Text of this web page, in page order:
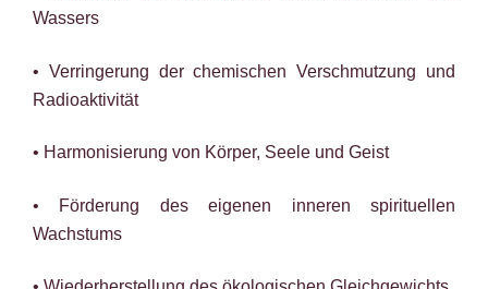
Wassers
• Verringerung der chemischen Verschmutzung und
Radioaktivität
• Harmonisierung von Körper, Seele und Geist
• Förderung des eigenen inneren spirituellen
Wachstums